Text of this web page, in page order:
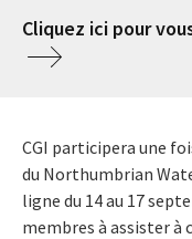
Cliquez ici pour
CGI participera une
du Northumbrian
ligne du 14 au 17
membres à assister à